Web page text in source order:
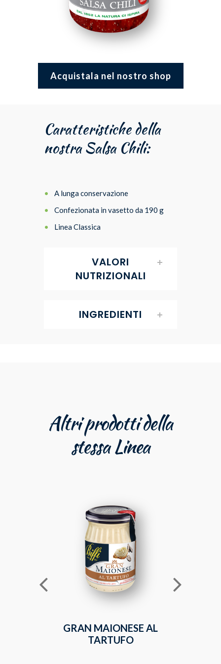
Acquistala nel nostro shop
Caratteristiche della
nostra Salsa Chili:
A lunga conservazione
Confezionata in vasetto da 190 g
Linea Classica
VALORI
NUTRIZIONALI
INGREDIENTI
Altri prodotti della
stessa Linea
GRAN MAIONESE AL
TARTUFO